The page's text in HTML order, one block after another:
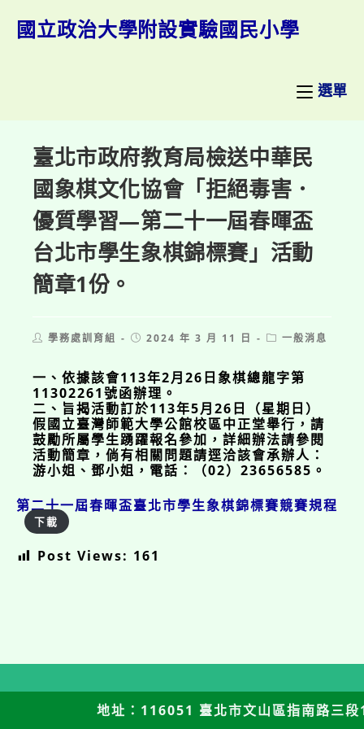
國立政治大學附設實驗國民小學
選單
臺北市政府教育局檢送中華民
國象棋文化協會「拒絕毒害．
優質學習—第二十一屆春暉盃
台北市學生象棋錦標賽」活動
簡章1份。
Post學務處訓育組
Post2024 年 3 月 11 日
Post一般消息
一、依據該會113年2月26日象棋總龍字第
11302261號函辦理。
二、旨揭活動訂於113年5月26日（星期日）
假國立臺灣師範大學公館校區中正堂舉行，請
鼓勵所屬學生踴躍報名參加，詳細辦法請參閱
活動簡章，倘有相關問題請逕洽該會承辦人：
游小姐、鄧小姐，電話：（02）23656585。
第二十一屆春暉盃臺北市學生象棋錦標賽競賽規程
下載
Post Views: 161
地址：116051 臺北市文山區指南路三